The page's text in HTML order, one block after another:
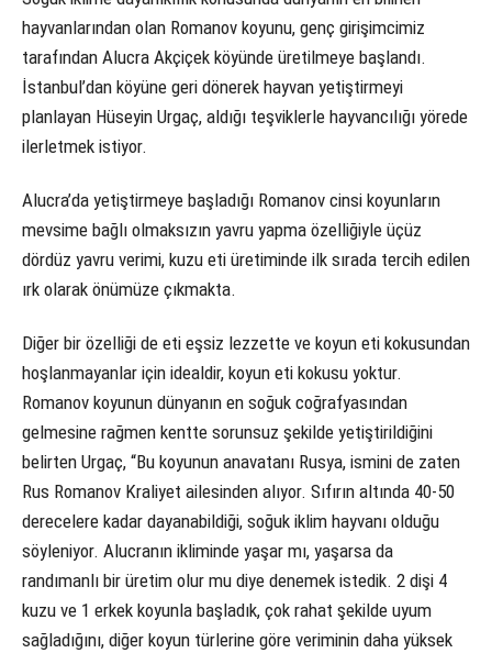
hayvanlarından olan Romanov koyunu, genç girişimcimiz
tarafından Alucra Akçiçek köyünde üretilmeye başlandı.
İstanbul’dan köyüne geri dönerek hayvan yetiştirmeyi
planlayan Hüseyin Urgaç, aldığı teşviklerle hayvancılığı yörede
ilerletmek istiyor.
Alucra’da yetiştirmeye başladığı Romanov cinsi koyunların
mevsime bağlı olmaksızın yavru yapma özelliğiyle üçüz
dördüz yavru verimi, kuzu eti üretiminde ilk sırada tercih edilen
ırk olarak önümüze çıkmakta.
Diğer bir özelliği de eti eşsiz lezzette ve koyun eti kokusundan
hoşlanmayanlar için idealdir, koyun eti kokusu yoktur.
Romanov koyunun dünyanın en soğuk coğrafyasından
gelmesine rağmen kentte sorunsuz şekilde yetiştirildiğini
belirten Urgaç, “Bu koyunun anavatanı Rusya, ismini de zaten
Rus Romanov Kraliyet ailesinden alıyor. Sıfırın altında 40-50
derecelere kadar dayanabildiği, soğuk iklim hayvanı olduğu
söyleniyor. Alucranın ikliminde yaşar mı, yaşarsa da
randımanlı bir üretim olur mu diye denemek istedik. 2 dişi 4
kuzu ve 1 erkek koyunla başladık, çok rahat şekilde uyum
sağladığını, diğer koyun türlerine göre veriminin daha yüksek